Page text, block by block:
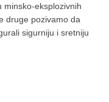
minsko-eksplozivnih
druge pozivamo da
sigurniju i sretniju